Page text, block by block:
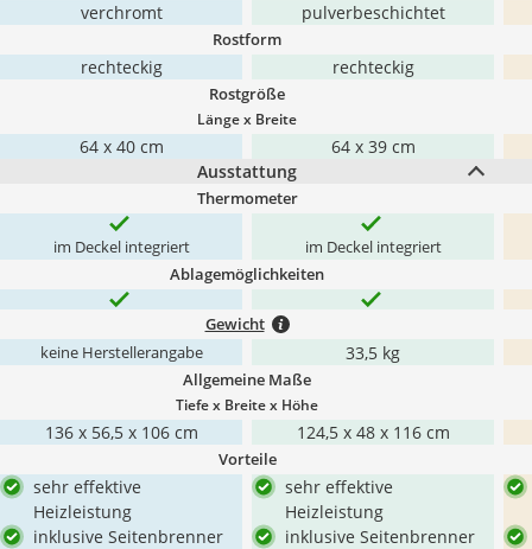
verchromt pulverbeschichtet
Rostform
rechteckig rechteckig
Rostgröße
Länge x Breite
64 x 40 cm
64 x 39 cm
Ausstattung
Thermometer
im Deckel integriert im Deckel integriert
Ablagemöglichkeiten
Gewicht
keine Herstellerangabe 33,5 kg
Allgemeine Maße
Tiefe x Breite x Höhe
136 x 56,5 x 106 cm 124,5 x 48 x 116 cm
Vorteile
sehr effektive
Heizleistung
inklusive Seitenbrenner
sehr effektive
Heizleistung
inklusive Seitenbrenner